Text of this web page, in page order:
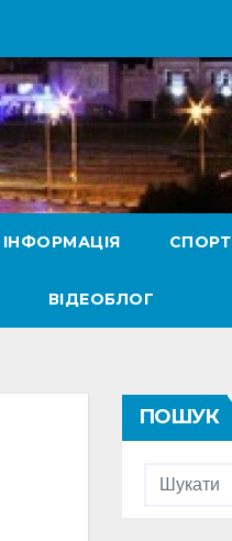
СПОРТ
ВІДЕОБЛОГ
ПОШУК